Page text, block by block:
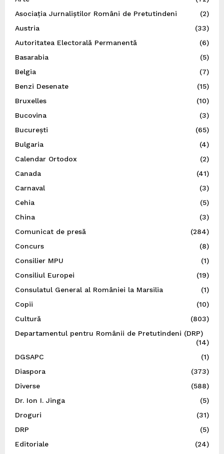
Asociația Jurnaliștilor Români de Pretutindeni
(2)
Austria
(33)
Autoritatea Electorală Permanentă
(6)
Basarabia
(5)
Belgia
(7)
Benzi Desenate
(15)
Bruxelles
(10)
Bucovina
(3)
București
(65)
Bulgaria
(4)
Calendar Ortodox
(2)
Canada
(41)
Carnaval
(3)
Cehia
(5)
China
(3)
Comunicat de presă
(284)
Concurs
(8)
Consilier MPU
(1)
Consiliul Europei
(19)
Consulatul General al României la Marsilia
(1)
Copii
(10)
Cultură
(803)
Departamentul pentru Românii de Pretutindeni (DRP)
(14)
DGSAPC
(1)
Diaspora
(373)
Diverse
(588)
Dr. Ion I. Jinga
(5)
Droguri
(31)
DRP
(5)
Editoriale
(24)